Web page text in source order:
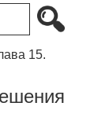
15.